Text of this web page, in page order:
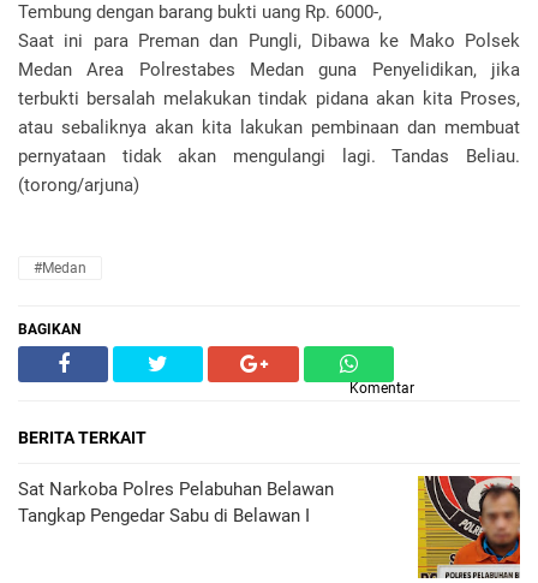
Tembung dengan barang bukti uang Rp. 6000-,
Saat ini para Preman dan Pungli, Dibawa ke Mako Polsek
Medan Area Polrestabes Medan guna Penyelidikan, jika
terbukti bersalah melakukan tindak pidana akan kita Proses,
atau sebaliknya akan kita lakukan pembinaan dan membuat
pernyataan tidak akan mengulangi lagi. Tandas Beliau.
(torong/arjuna)
#Medan
BAGIKAN
Komentar
BERITA TERKAIT
Sat Narkoba Polres Pelabuhan Belawan
Tangkap Pengedar Sabu di Belawan I